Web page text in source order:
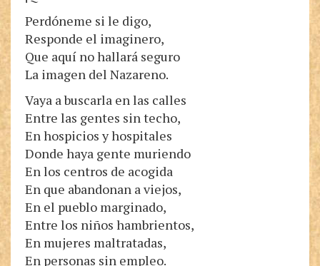
Perdóneme si le digo,
Responde el imaginero,
Que aquí no hallará seguro
La imagen del Nazareno.
Vaya a buscarla en las calles
Entre las gentes sin techo,
En hospicios y hospitales
Donde haya gente muriendo
En los centros de acogida
En que abandonan a viejos,
En el pueblo marginado,
Entre los niños hambrientos,
En mujeres maltratadas,
En personas sin empleo.